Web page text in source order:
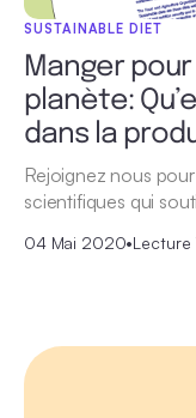
SUSTAINABLE DIET
Manger
planète:
dans la
Rejoignez nous
scientifiques qui
04 Mai 2020•Lecture